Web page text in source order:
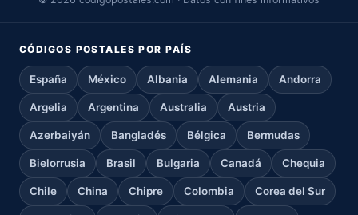
CÓDIGOS POSTALES POR PAÍS
España México Albania Alemania Andorra
Argelia Argentina Australia Austria
Azerbaiyán Bangladés Bélgica Bermudas
Bielorrusia Brasil Bulgaria Canadá Chequia
Chile China Chipre Colombia Corea del Sur